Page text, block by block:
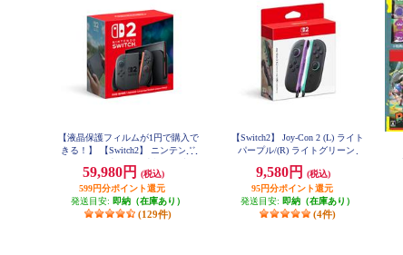
【液晶保護フィルムが1円で購入で
きる！】 【Switch2】 ニンテンド
用）
59,980円
(税込)
599円分ポイント還元
発送目安: 即納（在庫あり）
(129件)
【Switch2】 Joy-Con 2 (L) ライト
パープル/(R) ライトグリーン
9,580円
(税込)
95円分ポイント還元
発送目安: 即納（在庫あり）
(4件)